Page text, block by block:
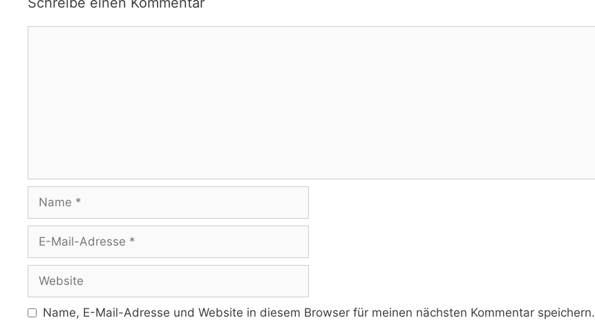
Name
Adresse
Website
Name, E-Mail-Adresse und Website in diesem Browser für meinen nächsten Kommentar speichern.